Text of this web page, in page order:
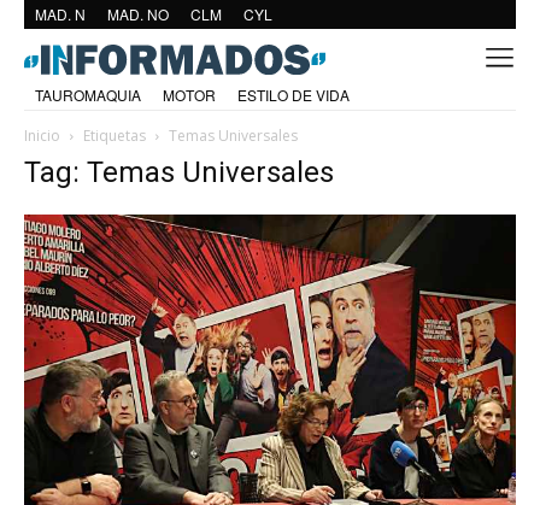
MAD. N MAD. NO CLM CYL
TAUROMAQUIA MOTOR
ESTILO DE VIDA
Inicio
Etiquetas Temas Universales
Tag: Temas Universales